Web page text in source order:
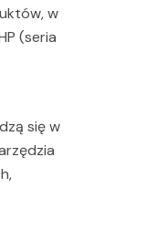
w
(seria
się w